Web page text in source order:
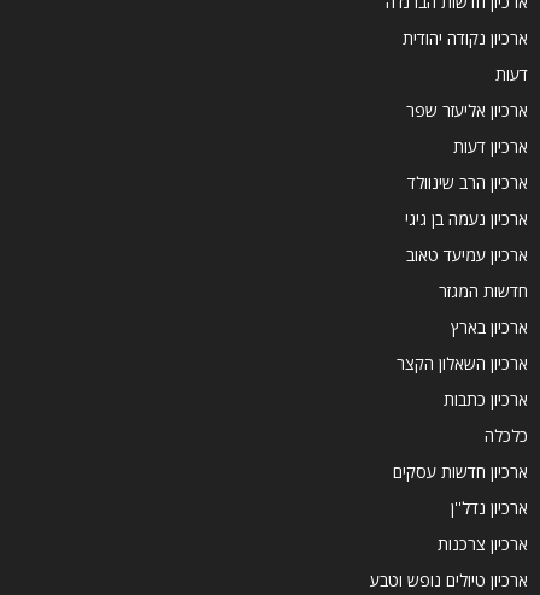
ארכיון נקודה יהודית
דעות
ארכיון אליעזר שפר
ארכיון דעות
ארכיון הרב שינוולד
ארכיון נעמה בן גיגי
ארכיון עמיעד טאוב
חדשות המגזר
ארכיון בארץ
ארכיון השאלון הקצר
ארכיון כתבות
כלכלה
ארכיון חדשות עסקים
ארכיון נדל''ן
ארכיון צרכנות
ארכיון טיולים נופש וטבע